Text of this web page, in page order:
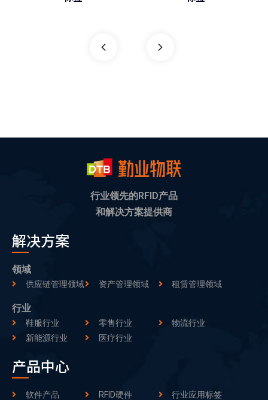
行业领先的RFID产品
和解决方案提供商
解决方案
领域
供应链管理领域 资产管理领域 租赁管理领域
行业
鞋服行业 零售行业
物流行业
新能源行业
医疗行业
产品中心
软件产品 RFID硬件
行业应用标签